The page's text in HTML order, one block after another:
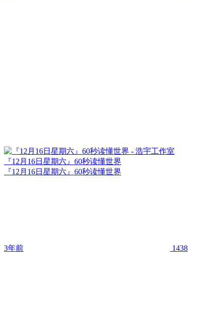
『12月16日星期六』60秒读懂世界
『12月16日星期六』60秒读懂世界
3年前 1438